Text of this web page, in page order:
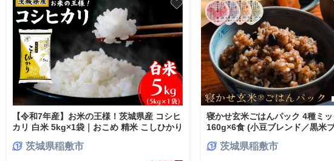
【令和7年産】お米の王様！茨城県産 コシヒ
カリ 白米 5kg×1袋｜おこめ 精米 こしひかり
茨城県稲敷市
寝かせ玄米ごはんパック 4種ミッ
160g×6食 (小豆ブレンド／黒米
食)｜玄米 常温保存 パックご飯
茨城県稲敷市